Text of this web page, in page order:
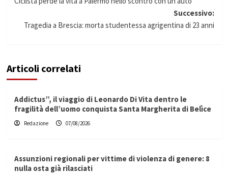
articolo
Successivo:
Tragedia a Brescia: morta studentessa agrigentina di 23 anni
Articoli correlati
Addictus”, il viaggio di Leonardo Di Vita dentro le
fragilità dell’uomo conquista Santa Margherita di Belìce
Redazione 07/08/2026
Assunzioni regionali per vittime di violenza di genere: 8
nulla osta già rilasciati